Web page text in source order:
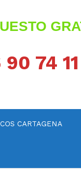
74 11
CARTAGENA